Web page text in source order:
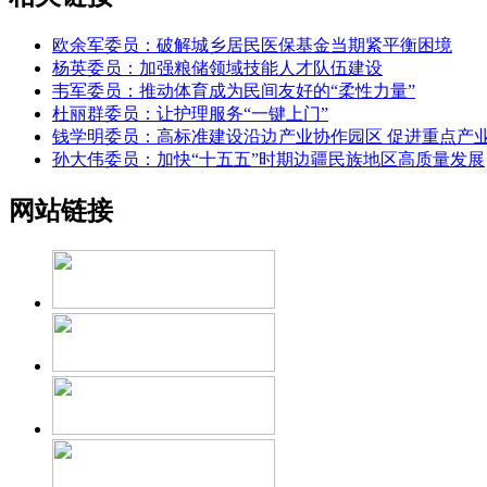
欧余军委员：破解城乡居民医保基金当期紧平衡困境
杨英委员：加强粮储领域技能人才队伍建设
韦军委员：推动体育成为民间友好的“柔性力量”
杜丽群委员：让护理服务“一键上门”
钱学明委员：高标准建设沿边产业协作园区 促进重点产
孙大伟委员：加快“十五五”时期边疆民族地区高质量发展
网站链接